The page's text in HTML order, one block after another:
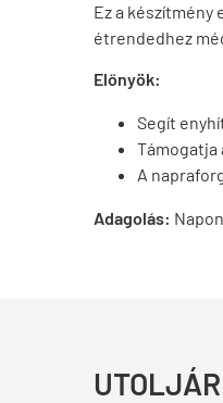
Ez a
étrendedhez
Előnyök:
Segít
Támogatja
A
Adagolás: